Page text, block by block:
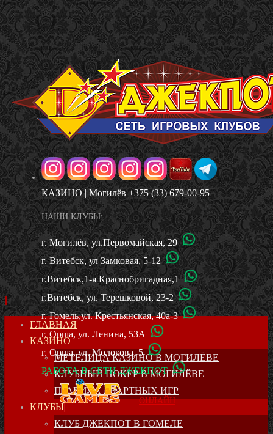
КАЗИНО | Могилёв+375 (33) 679-00-95
НАШИ КЛУБЫ:
г. Могилёв, ул.Первомайская, 29
г. Витебск, ул Замковая, 5-12
г.Витебск,1-я Краснобригадная,1
г.Витебск, ул. Терешковой, 23-2
г. Гомель,ул. Крестьянская, 40а-3
г. Орша, ул. Ленина, 53А
г. Орша, ул. Молокова, 5
РАБОТА В СЕТИ ДЖЕКПОТ
ОНЛАЙН
SKIP
CONTENT
ГЛАВНАЯ
КАЗИНО
МЕТЕЛИЦА КАЗИНО В МОГИЛЁВЕ
КЛУБНЫЙ ПОКЕР В МОГИЛЁВЕ
ПРАВИЛА АЗАРТНЫХ ИГР
КЛУБЫ
КЛУБ ДЖЕКПОТ В ГОМЕЛЕ